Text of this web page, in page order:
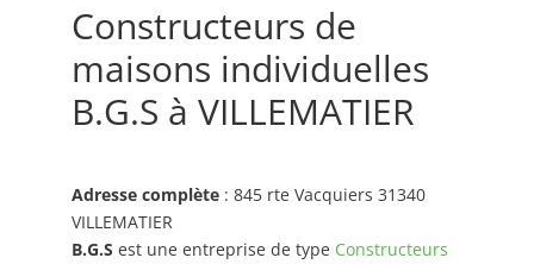
Constructeurs de
maisons individuelles
B.G.S à VILLEMATIER
Adresse complète: 845 rte Vacquiers 31340
VILLEMATIER
B.G.S est une entreprise de type Constructeurs